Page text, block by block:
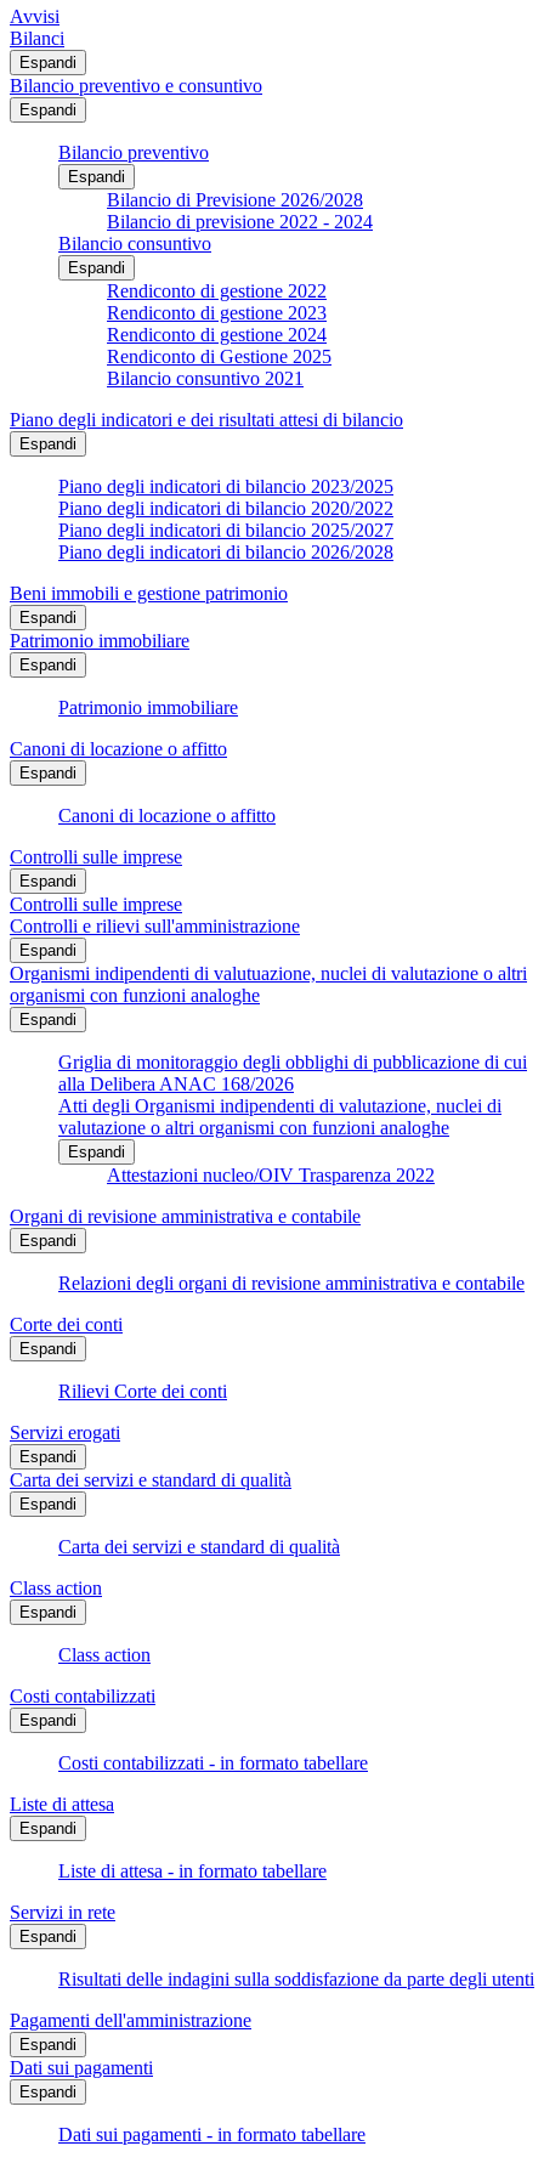
Avvisi
Bilanci
Espandi
Bilancio preventivo e consuntivo
Espandi
Bilancio preventivo
Espandi
Bilancio di Previsione 2026/2028
Bilancio di previsione 2022 - 2024
Bilancio consuntivo
Espandi
Rendiconto di gestione 2022
Rendiconto di gestione 2023
Rendiconto di gestione 2024
Rendiconto di Gestione 2025
Bilancio consuntivo 2021
Piano degli indicatori e dei risultati attesi di bilancio
Espandi
Piano degli indicatori di bilancio 2023/2025
Piano degli indicatori di bilancio 2020/2022
Piano degli indicatori di bilancio 2025/2027
Piano degli indicatori di bilancio 2026/2028
Beni immobili e gestione patrimonio
Espandi
Patrimonio immobiliare
Espandi
Patrimonio immobiliare
Canoni di locazione o affitto
Espandi
Canoni di locazione o affitto
Controlli sulle imprese
Espandi
Controlli sulle imprese
Controlli e rilievi sull'amministrazione
Espandi
Organismi indipendenti di valutuazione, nuclei di valutazione o altri
organismi con funzioni analoghe
Espandi
Griglia di monitoraggio degli obblighi di pubblicazione di cui
alla Delibera ANAC 168/2026
Atti degli Organismi indipendenti di valutazione, nuclei di
valutazione o altri organismi con funzioni analoghe
Espandi
Attestazioni nucleo/OIV Trasparenza 2022
Organi di revisione amministrativa e contabile
Espandi
Relazioni degli organi di revisione amministrativa e contabile
Corte dei conti
Espandi
Rilievi Corte dei conti
Servizi erogati
Espandi
Carta dei servizi e standard di qualità
Espandi
Carta dei servizi e standard di qualità
Class action
Espandi
Class action
Costi contabilizzati
Espandi
Costi contabilizzati - in formato tabellare
Liste di attesa
Espandi
Liste di attesa - in formato tabellare
Servizi in rete
Espandi
Risultati delle indagini sulla soddisfazione da parte degli utenti
Pagamenti dell'amministrazione
Espandi
Dati sui pagamenti
Espandi
Dati sui pagamenti - in formato tabellare